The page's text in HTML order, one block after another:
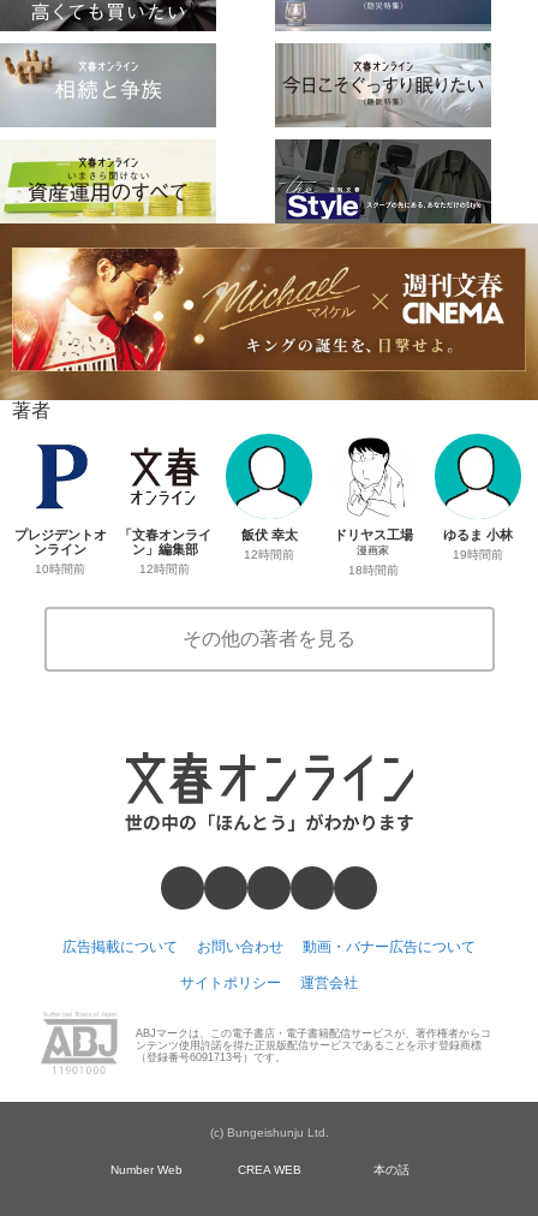
著者
プレジデントオ
ンライン
10時間前
「文春オンライ
ン」編集部
12時間前
飯伏 幸太
12時間前
ドリヤス工場
漫画家
18時間前
ゆるま 小林
19時間前
その他の著者を見る
広告掲載について お問い合わせ 動画・バナー広告について
サイトポリシー 運営会社
ABJマークは、この電子書店・電子書籍配信サービスが、著作権者からコ
ンテンツ使用許諾を得た正規版配信サービスであることを示す登録商標
（登録番号6091713号）です。
(c) Bungeishunju Ltd.
Number Web CREA WEB 本の話